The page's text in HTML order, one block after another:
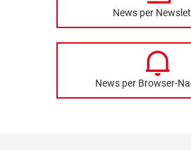
News per
News per Browser-